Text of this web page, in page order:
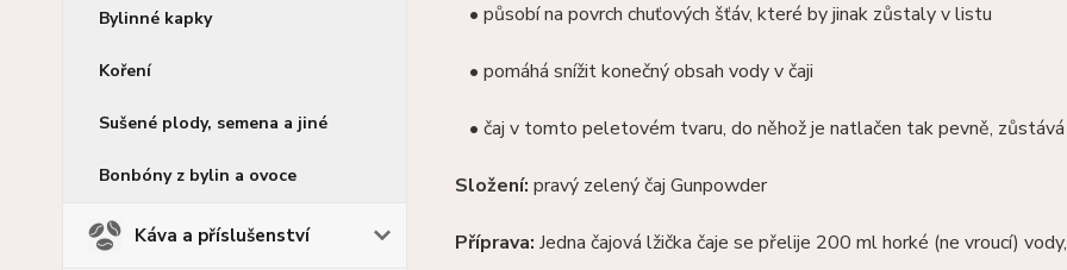
Bylinné kapky
Koření
Sušené plody, semena a jiné
Bonbóny z bylin a ovoce
Káva a příslušenství
• působí na povrch chuťových šťáv, které by jinak zůstaly v listu
• pomáhá snížit konečný obsah vody v čaji
• čaj v tomto peletovém tvaru, do něhož je natlačen tak pevně,
Složení: pravý zelený čaj Gunpowder
Příprava: Jedna čajová lžička čaje se přelije 200 ml horké (ne vroucí)